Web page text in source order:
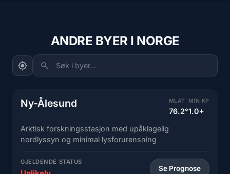
ANDRE BYER I NORGE
Søk i byer...
Ny-Ålesund MLAT
76.2°
MIN KP
1.0+
Arktisk forskningsstasjon med upåklagelig
nordlyssyn og minimal lysforurensning
GJELDENDE STATUS
Se Prognose